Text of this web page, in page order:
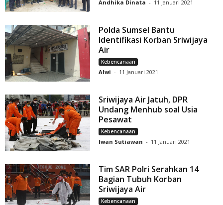
Andhika Dinata - 11 Januari 2021
Polda Sumsel Bantu
Identifikasi Korban Sriwijaya
Air
Kebencanaan
Alwi - 11 Januari 2021
Sriwijaya Air Jatuh, DPR
Undang Menhub soal Usia
Pesawat
Kebencanaan
Iwan Sutiawan - 11 Januari 2021
Tim SAR Polri Serahkan 14
Bagian Tubuh Korban
Sriwijaya Air
Kebencanaan